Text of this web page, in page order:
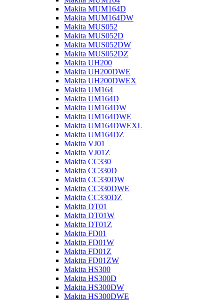
Makita MUM164D
Makita MUM164DW
Makita MUS052
Makita MUS052D
Makita MUS052DW
Makita MUS052DZ
Makita UH200
Makita UH200DWE
Makita UH200DWEX
Makita UM164
Makita UM164D
Makita UM164DW
Makita UM164DWE
Makita UM164DWEXL
Makita UM164DZ
Makita VJ01
Makita VJ01Z
Makita CC330
Makita CC330D
Makita CC330DW
Makita CC330DWE
Makita CC330DZ
Makita DT01
Makita DT01W
Makita DT01Z
Makita FD01
Makita FD01W
Makita FD01Z
Makita FD01ZW
Makita HS300
Makita HS300D
Makita HS300DW
Makita HS300DWE